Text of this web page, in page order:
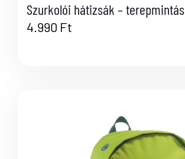
Szurkolói hátizsák – terepmintás
4.990 Ft